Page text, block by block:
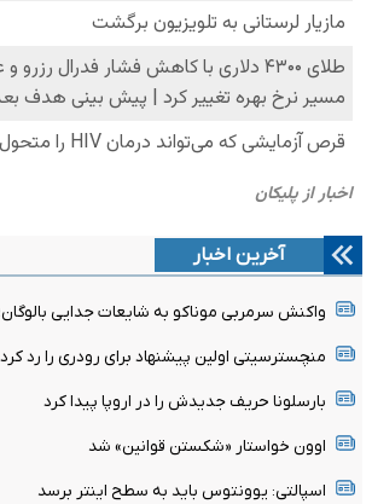
آخرین اخبار
واکنش سرمربی موناکو به شایعات جدایی
منچسترسیتی اولین پیشنهاد برای رودری را رد کرد
بارسلونا حریف جدیدش را در اروپا پیدا کرد
اوون خواستار «شکستن قوانین» شد
اسپالتی: یوونتوس باید به سطح اینتر برسد